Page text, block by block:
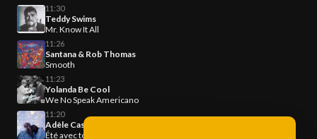
11:30
Teddy Swims
Mr. Know It All
11:26
Santana & Rob Thomas
Smooth
11:23
Yolanda Be Cool
We No Speak Americano
11:20
Adèle Castillon
Été avec toi